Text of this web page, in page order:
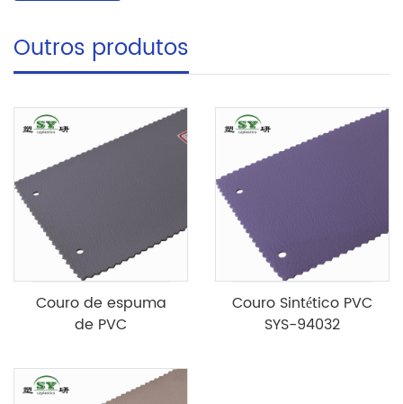
Outros produtos
Couro de espuma
de PVC
Couro Sintético PVC
SYS-94032